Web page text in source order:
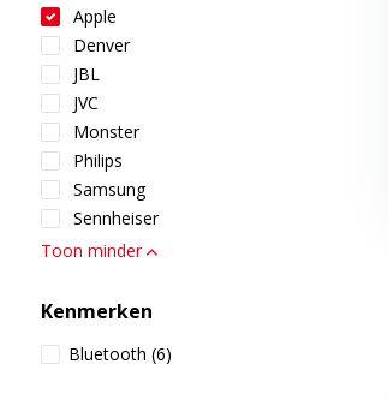
Apple
Denver
JBL
JVC
Monster
Philips
Samsung
Sennheiser
Toon minder
Kenmerken
Bluetooth (6)